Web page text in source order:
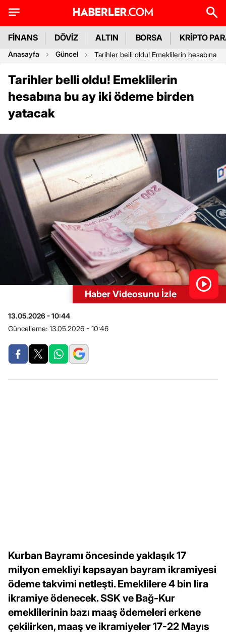
FİNANS DÖVİZ ALTIN BORSA KRİPTO
Anasayfa Güncel Tarihler belli oldu! Emeklilerin hesabına
Tarihler belli oldu! Emeklilerin
hesabına bu ay iki ödeme birden
yatacak
Haber Videosunu İzle
13.05.2026 - 10:44
Güncelleme: 13.05.2026 - 10:46
Kurban Bayramı öncesinde yaklaşık 17
milyon emekliyi kapsayan bayram ikramiyesi
ödeme takvimi netleşti. Emeklilere 4 bin lira
ikramiye ödenecek. SSK ve Bağ-Kur
emeklilerinin bazı maaş ödemeleri erkene
çekilirken, maaş ve ikramiyeler 17-22 Mayıs